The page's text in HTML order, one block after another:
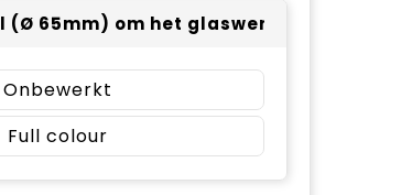
(Ø 65mm) om het glaswerk - full color
Onbewerkt
Full colour